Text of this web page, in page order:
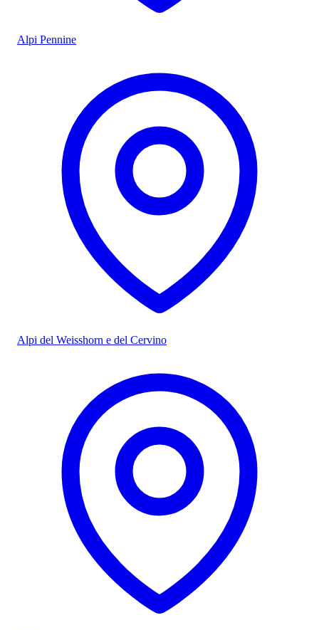
Alpi Pennine
Alpi del Weisshorn e del Cervino